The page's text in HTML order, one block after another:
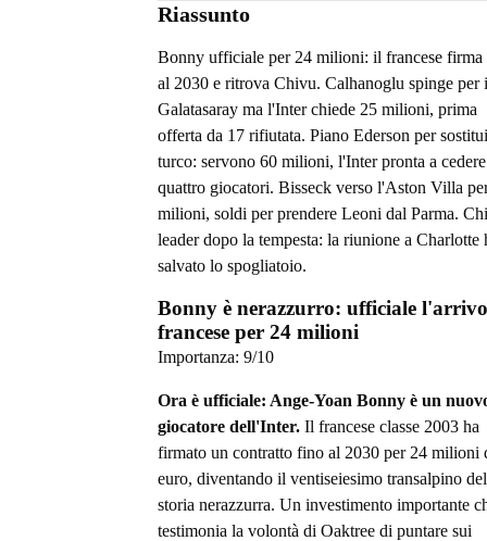
Riassunto
Bonny ufficiale per 24 milioni: il francese
al 2030 e ritrova Chivu. Calhanoglu spinge per
Galatasaray ma l'Inter chiede 25 milioni, prima
offerta da 17 rifiutata. Piano Ederson per
turco: servono 60 milioni, l'Inter pronta a cedere
quattro giocatori. Bisseck verso l'Aston Villa
milioni, soldi per prendere Leoni dal Parma.
leader dopo la tempesta: la riunione a Charlotte
salvato lo spogliatoio.
Bonny è nerazzurro: ufficiale
francese per 24 milioni
Importanza: 9/10
Ora è ufficiale: Ange-Yoan Bonny è un
giocatore dell'Inter. Il francese classe 2003 ha
firmato un contratto fino al 2030 per 24 milioni
euro, diventando il ventiseiesimo transalpino
storia nerazzurra. Un investimento importante
testimonia la volontà di Oaktree di puntare sui